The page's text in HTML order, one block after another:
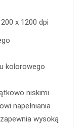
x 1200 dpi
kolorowego
niskimi
napełniania
wysoką